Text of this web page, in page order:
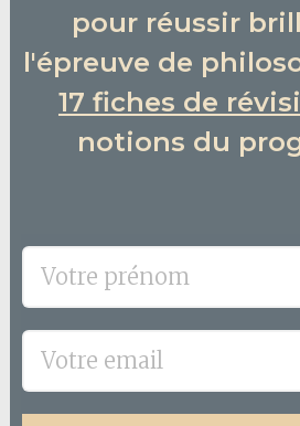
pour réussir
l'épreuve de
17 fiches de
notions du